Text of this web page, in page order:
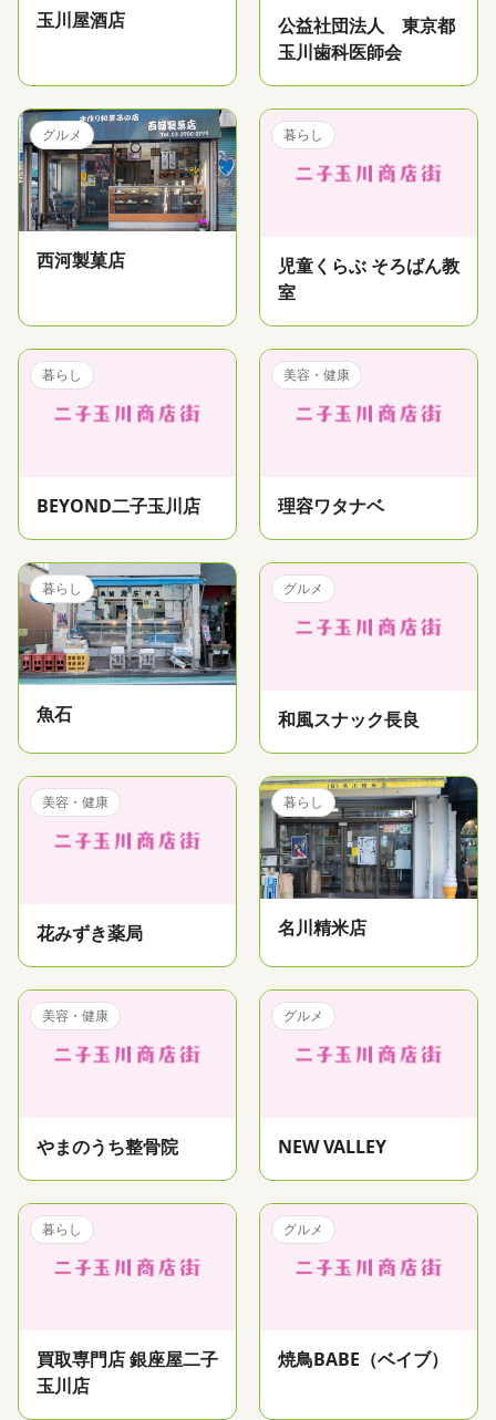
玉川屋酒店
公益社団法人 東京都
玉川歯科医師会
グルメ
西河製菓店
暮らし
児童くらぶ そろばん教
室
暮らし
BEYOND二子玉川店
美容・健康
理容ワタナベ
暮らし
魚石
グルメ
和風スナック長良
美容・健康
花みずき薬局
暮らし
名川精米店
美容・健康
やまのうち整骨院
グルメ
NEW VALLEY
暮らし
買取専門店 銀座屋二子
玉川店
グルメ
焼鳥BABE（ベイブ）